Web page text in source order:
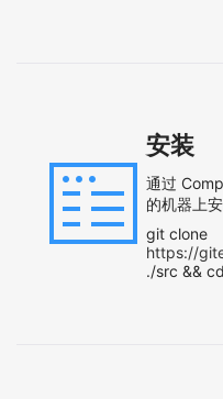
安装
通过
的机器上
git clone
https://
./src &&